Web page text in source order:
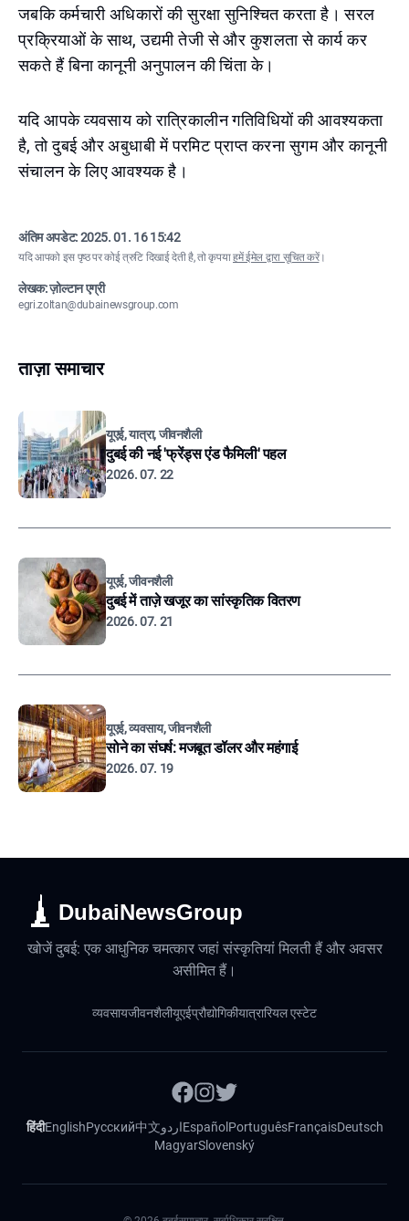
जबकि कर्मचारी अधिकारों की सुरक्षा सुनिश्चित करता है। सरल
प्रक्रियाओं के साथ, उद्यमी तेजी से और कुशलता से कार्य कर
सकते हैं बिना कानूनी अनुपालन की चिंता के।
यदि आपके व्यवसाय को रात्रिकालीन गतिविधियों की आवश्यकता
है, तो दुबई और अबुधाबी में परमिट प्राप्त करना सुगम और कानूनी
संचालन के लिए आवश्यक है।
अंतिम अपडेट:2025. 01. 16 15:42
यदि आपको इस पृष्ठ पर कोई त्रुटि दिखाई देती है, तो कृपयाहमें ईमेल द्वारा सूचित करें।
लेखक: ज़ोल्टान एग्री
egri.zoltan@dubainewsgroup.com
ताज़ा समाचार
यूएई, यात्रा, जीवनशैली
दुबई की नई 'फ्रेंड्स एंड फैमिली' पहल
2026. 07. 22
यूएई, जीवनशैली
दुबई में ताज़े खजूर का सांस्कृतिक वितरण
2026. 07. 21
यूएई, व्यवसाय, जीवनशैली
सोने का संघर्ष: मजबूत डॉलर और महंगाई
2026. 07. 19
DubaiNewsGroup
खोजें दुबई: एक आधुनिक चमत्कार जहां संस्कृतियां मिलती हैं और अवसर
असीमित हैं।
व्यवसायजीवनशैलीयूएईप्रौद्योगिकीयात्रारियल एस्टेट
हिंदीEnglishРусский中文اردوEspañol PortuguêsFrançaisDeutsch
MagyarSlovenský